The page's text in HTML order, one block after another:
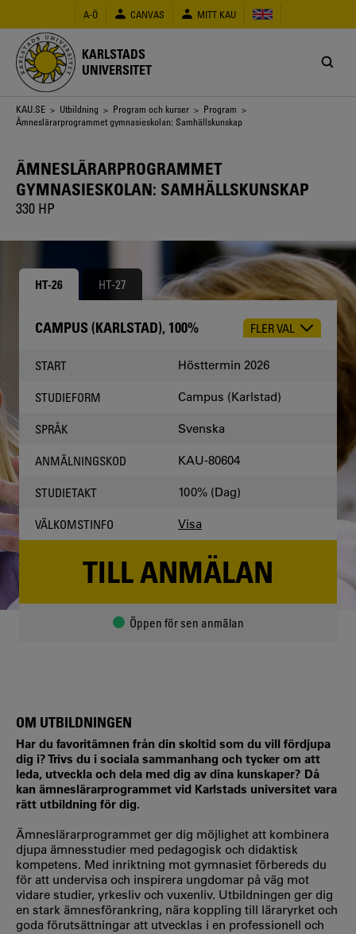
huvudinnehåll
A-Ö CANVAS MITT KAU
KARLSTADS
UNIVERSITET
Länkstig
KAU.SE > Utbildning > Program och kurser > Program >
Ämneslärarprogrammet gymnasieskolan: Samhällskunskap
ÄMNESLÄRARPROGRAMMET
GYMNASIESKOLAN: SAMHÄLLSKUNSKAP
330 HP
HT-26 HT-27
CHOOSE
CAMPUS (KARLSTAD), 100% FLER VAL
START Hösttermin 2026
STUDIEFORM Campus (Karlstad)
SPRÅK Svenska
ANMÄLNINGSKOD KAU-80604
STUDIETAKT 100% (Dag)
VÄLKOMSTINFO Visa
TILL ANMÄLAN
Öppen för sen anmälan
OM UTBILDNINGEN
Har du favoritämnen från din skoltid som du vill fördjupa
dig i? Trivs du i sociala sammanhang och tycker om att
leda, utveckla och dela med dig av dina kunskaper? Då
kan ämneslärarprogrammet vid Karlstads universitet vara
rätt utbildning för dig.
Ämneslärarprogrammet ger dig möjlighet att kombinera
djupa ämnesstudier med pedagogisk och didaktisk
kompetens. Med inriktning mot gymnasiet förbereds du
för att undervisa och inspirera ungdomar på väg mot
vidare studier, yrkesliv och vuxenliv. Utbildningen ger dig
en stark ämnesförankring, nära koppling till läraryrket och
goda förutsättningar att utvecklas i en professionell och